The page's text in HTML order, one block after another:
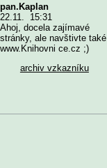
pan.Kaplan
22.11. 15:31
Ahoj, docela zajímavé
stránky, ale navštivte také
www.Knihovni ce.cz ;)
archiv vzkazníku